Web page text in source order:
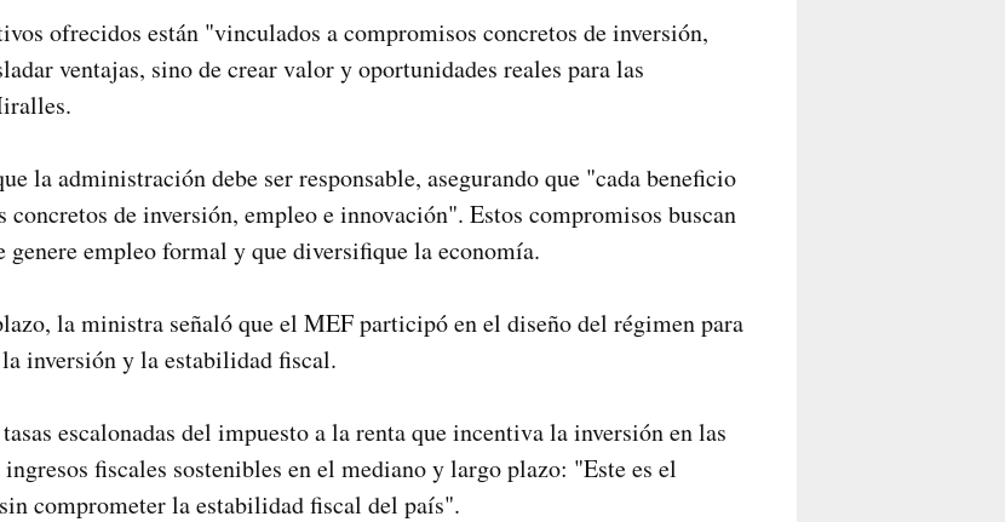
ofrecidos están "vinculados a compromisos concretos de inversión,
ventajas, sino de crear valor y oportunidades reales para las
la administración debe ser responsable, asegurando que "cada beneficio
de inversión, empleo e innovación". Estos compromisos buscan
genere empleo formal y que diversifique la economía.
la ministra señaló que el MEF participó en el diseño del régimen para
inversión y la estabilidad fiscal.
escalonadas del impuesto a la renta que incentiva la inversión en las
fiscales sostenibles en el mediano y largo plazo: "Este es el
comprometer la estabilidad fiscal del país".